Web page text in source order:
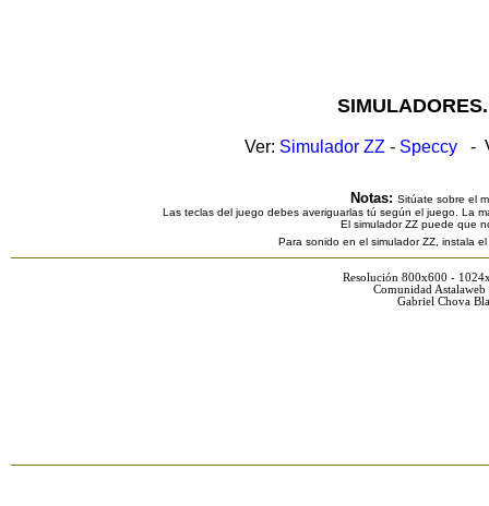
Ver: Simulador ZZ - Speccy -
Notas: Sitúate sobre el
Las teclas del juego debes averiguarlas tú según el juego. La
El simulador ZZ puede que
Para sonido en el simulador ZZ, instala
Resolución 800x600 -
Comunidad
Gabriel Chova